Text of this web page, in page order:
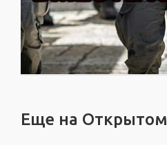
Еще на Открытом